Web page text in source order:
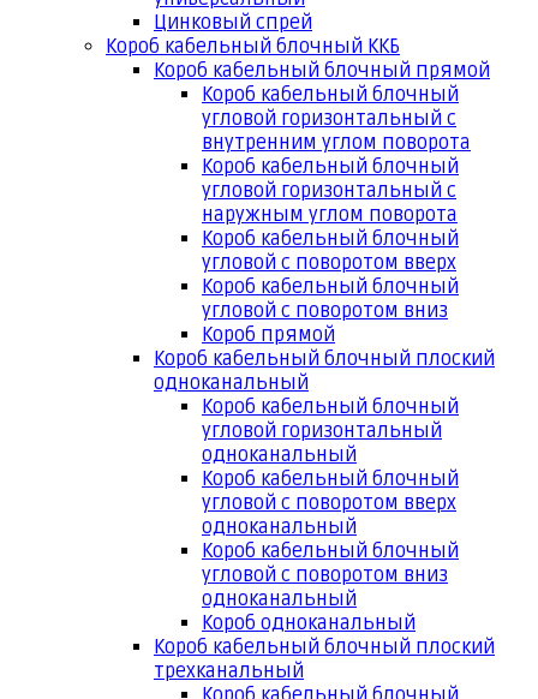
Цинковый спрей
Короб кабельный блочный ККБ
Короб кабельный блочный прямой
Короб кабельный блочный
угловой горизонтальный с
внутренним углом поворота
Короб кабельный блочный
угловой горизонтальный с
наружным углом поворота
Короб кабельный блочный
угловой с поворотом вверх
Короб кабельный блочный
угловой с поворотом вниз
Короб прямой
Короб кабельный блочный плоский
одноканальный
Короб кабельный блочный
угловой горизонтальный
одноканальный
Короб кабельный блочный
угловой с поворотом вверх
одноканальный
Короб кабельный блочный
угловой с поворотом вниз
одноканальный
Короб одноканальный
Короб кабельный блочный плоский
трехканальный